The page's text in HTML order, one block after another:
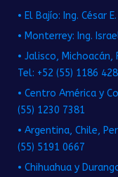
• El Bajío: Ing. César
• Monterrey: Ing.
• Jalisco, Michoacán,
Tel: +52 (55) 1186
• Centro América y
(55) 1230 7381
• Argentina, Chile,
(55) 5191 0667
• Chihuahua y